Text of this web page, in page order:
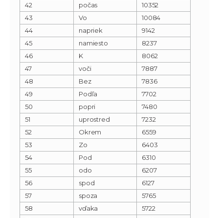
42
počas
10352
43
Vo
10084
44
napriek
9142
45
namiesto
8237
46
K
8062
47
voči
7887
48
Bez
7836
49
Podľa
7702
50
popri
7480
51
uprostred
7232
52
Okrem
6559
53
Zo
6403
54
Pod
6310
55
odo
6207
56
spod
6127
57
spoza
5765
58
vďaka
5722